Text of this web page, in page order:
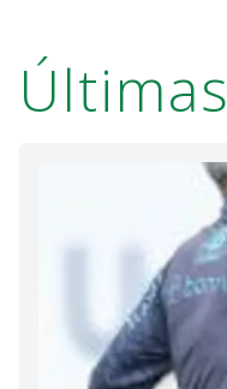
Últimas